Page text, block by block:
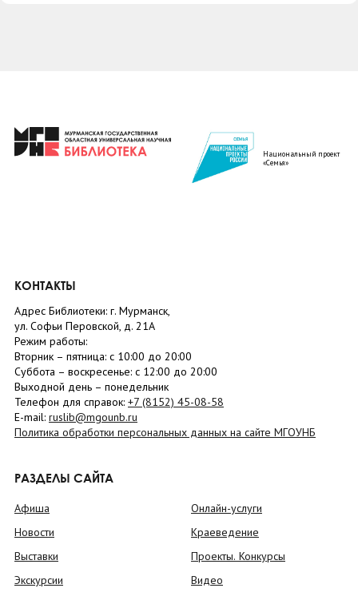
Национальный проект
«Семья»
КОНТАКТЫ
Адрес Библиотеки: г. Мурманск,
ул. Софьи Перовской, д. 21А
Режим работы:
Вторник – пятница: с 10:00 до 20:00
Суббота – воскресенье: c 12:00 до 20:00
Выходной день – понедельник
Телефон для справок: +7 (8152) 45-08-58
E-mail: ruslib@mgounb.ru
Политика обработки персональных данных на сайте МГОУНБ
РАЗДЕЛЫ САЙТА
Афиша
Новости
Выставки
Экскурсии
Онлайн-услуги
Краеведение
Проекты. Конкурсы
Видео